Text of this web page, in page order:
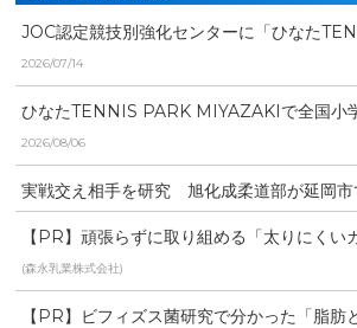
JOC認定競技別強化センターに「ひなた
AKI」...
2026/07/14
ひなたTENNIS PARK MIYAZAKIで全国小
催
2026/08/06
実戦交え相手を研究 旭化成柔道部が延岡市
【PR】頑張らずに取り組める「太りにくい
は？
(森永乳業株式会社)
【PR】ビフィズス菌研究で分かった「脂肪